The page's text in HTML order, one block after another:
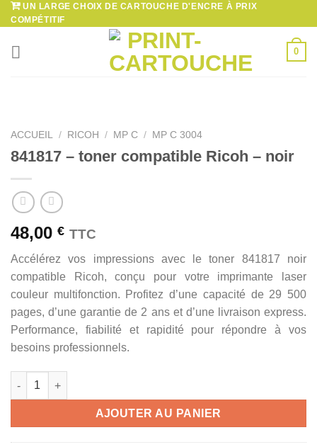
Passer
au
contenu
UN LARGE CHOIX DE CARTOUCHE D'ENCRE À PRIX
COMPÉTITIF
0
ACCUEIL / RICOH / MP C / MP C 3004
841817 – toner compatible Ricoh – noir
48,00 € TTC
Accélérez vos impressions avec le toner 841817 noir
compatible Ricoh, conçu pour votre imprimante laser
couleur multifonction. Profitez d’une capacité de 29 500
pages, d’une garantie de 2 ans et d’une livraison express.
Performance, fiabilité et rapidité pour répondre à vos
besoins professionnels.
quantité de 841817 - toner compatible Ricoh - noir
AJOUTER AU PANIER